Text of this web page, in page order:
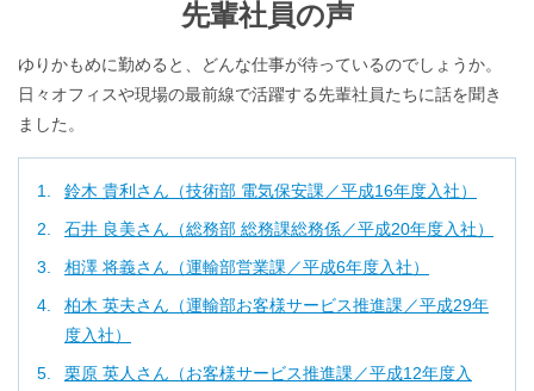
先輩社員の声
ゆりかもめに勤めると、どんな仕事が待っているのでしょうか。
日々オフィスや現場の最前線で活躍する先輩社員たちに話を聞き
ました。
鈴木 貴利さん（技術部 電気保安課／平成16年度入社）
石井 良美さん（総務部 総務課総務係／平成20年度入社）
相澤 将義さん（運輸部営業課／平成6年度入社）
柏木 英夫さん（運輸部お客様サービス推進課／平成29年
度入社）
栗原 英人さん（お客様サービス推進課／平成12年度入